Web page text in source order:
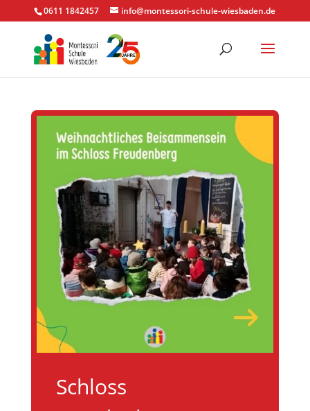
0611 1842457 info@montessori-schule-wiesbaden.de
Schloss